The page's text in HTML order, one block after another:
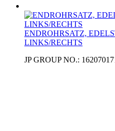
ENDROHRSATZ,
LINKS/RECHTS
JP GROUP NO.: